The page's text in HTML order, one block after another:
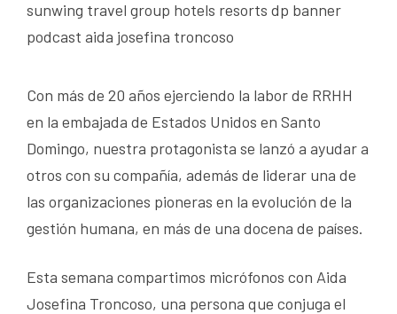
Con más de 20 años ejerciendo la labor de RRHH
en la embajada de Estados Unidos en Santo
Domingo, nuestra protagonista se lanzó a ayudar a
otros con su compañía, además de liderar una de
las organizaciones pioneras en la evolución de la
gestión humana, en más de una docena de países.
Esta semana compartimos micrófonos con Aida
Josefina Troncoso, una persona que conjuga el